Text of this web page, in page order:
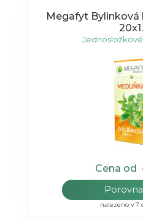
Megafyt Bylinková
Cena od
nalezeno v 7